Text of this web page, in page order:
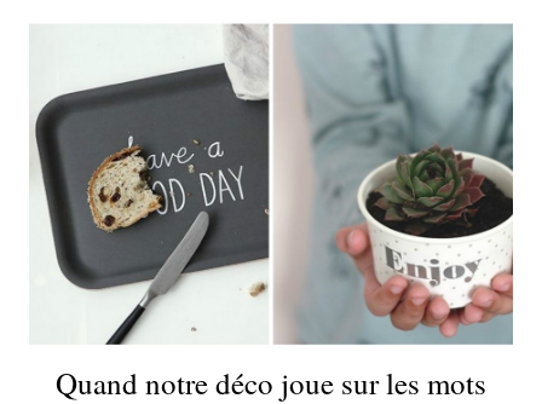
Quand notre déco joue sur les mots